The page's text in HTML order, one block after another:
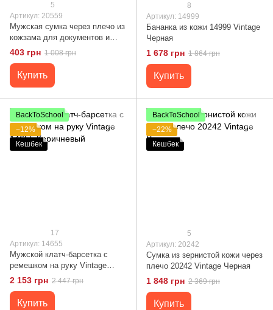
5
Артикул: 20559
Мужская сумка через плечо из
кожзама для документов и
города Vintage 20559 Черная
403 грн 1 008 грн
Купить
8
Артикул: 14999
Бананка из кожи 14999 Vintage
Черная
1 678 грн 1 864 грн
Купить
BackToSchool
−12%
Кешбек
17
Артикул: 14655
Мужской клатч-барсетка с
ремешком на руку Vintage
14655 Коричневый
2 153 грн 2 447 грн
Купить
BackToSchool
−22%
Кешбек
5
Артикул: 20242
Сумка из зернистой кожи через
плечо 20242 Vintage Черная
1 848 грн 2 369 грн
Купить